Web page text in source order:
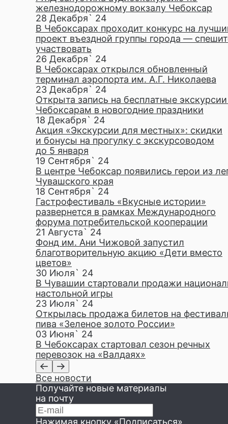
железнодорожному вокзалу Чебоксар
28 Декабря` 24
В Чебоксарах проходит конкурс на
проект въездной группы города —
участвовать
26 Декабря` 24
В Чебоксарах открылся обновленный
терминал аэропорта им. А.Г. Николаева
23 Декабря` 24
Открыта запись на бесплатные
Чебоксарам в новогодние праздники
18 Декабря` 24
Акция «Экскурсии для местных»: скидки
и бонусы на прогулку с экскурсоводом
до 5 января
19 Сентября` 24
В центре Чебоксар появились герои из
Чувашского края
18 Сентября` 24
Гастрофестиваль «Вкусные истории»
развернется в рамках Международного
форума потребительской кооперации
21 Августа` 24
Фонд им. Ани Чижовой запустил
благотворительную акцию «Дети вместо
цветов»
30 Июля` 24
В Чувашии стартовали продажи
настольной игры
23 Июля` 24
Открылась продажа билетов на
пива «Зеленое золото России»
03 Июня` 24
В Чебоксарах стартовал сезон речных
перевозок на «Валдаях»
Все новости
Получайте новые материалы
на почту
Нажимая кнопку «Подписаться»,